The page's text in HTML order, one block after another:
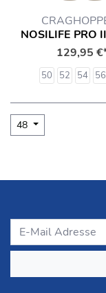
129,95
50 52 54 56
48